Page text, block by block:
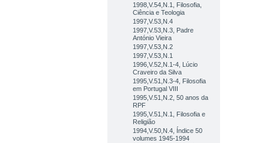
1998,V.54,N.1, Filosofia,
Ciência e Teologia
1997,V.53,N.4
1997,V.53,N.3, Padre
António Vieira
1997,V.53,N.2
1997,V.53,N.1
1996,V.52,N.1-4, Lúcio
Craveiro da Silva
1995,V.51,N.3-4, Filosofia
em Portugal VIII
1995,V.51,N.2, 50 anos da
RPF
1995,V.51,N.1, Filosofia e
Religião
1994,V.50,N.4, Índice 50
volumes 1945-1994